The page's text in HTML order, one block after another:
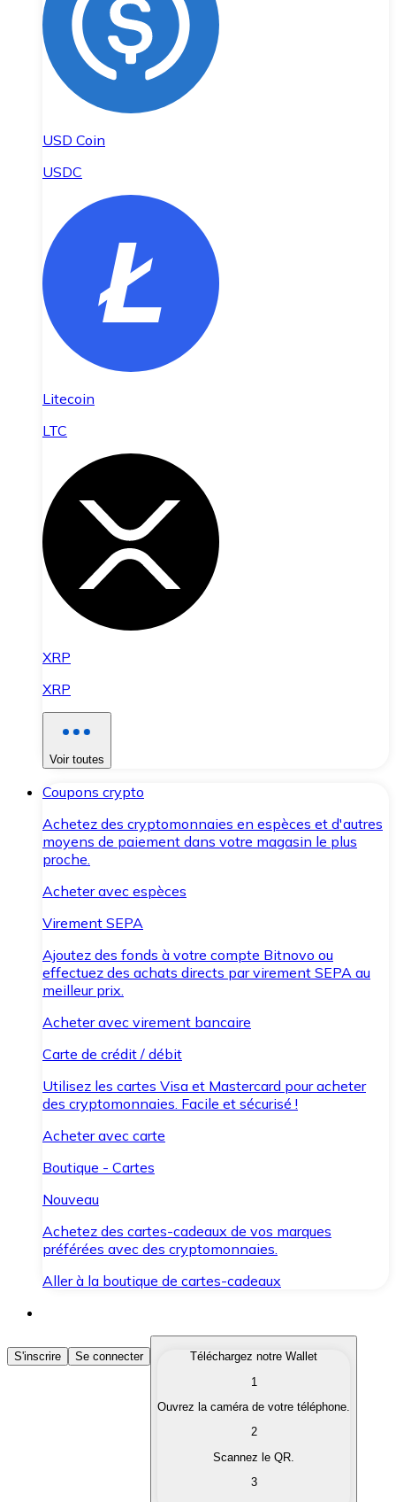
USD Coin
USDC
Litecoin
LTC
XRP
XRP
Voir toutes
Coupons crypto
Achetez des cryptomonnaies en espèces et d'autres
moyens de paiement dans votre magasin le plus
proche.
Acheter avec espèces
Virement SEPA
Ajoutez des fonds à votre compte Bitnovo ou
effectuez des achats directs par virement SEPA au
meilleur prix.
Acheter avec virement bancaire
Carte de crédit / débit
Utilisez les cartes Visa et Mastercard pour acheter
des cryptomonnaies. Facile et sécurisé !
Acheter avec carte
Boutique - Cartes
Nouveau
Achetez des cartes-cadeaux de vos marques
préférées avec des cryptomonnaies.
Aller à la boutique de cartes-cadeaux
Acheter des Cryptomonnaies
Achetez les cryptomonnaies qui vous intéressent
Convertissez vos cryptomonnaies en monnaie
S'inscrire Se connecter
Téléchargez notre Wallet
1
Ouvrez la caméra de votre téléphone.
2
Scannez le QR.
3